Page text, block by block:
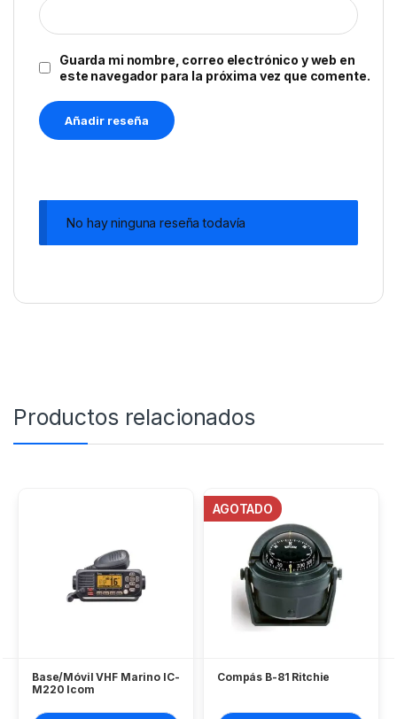
Guarda mi nombre, correo electrónico y web en
este navegador para la próxima vez que comente.
No hay ninguna reseña todavía
Productos relacionados
Base/Móvil VHF Marino IC-
M220 Icom
AGOTADO
Compás B-81 Ritchie